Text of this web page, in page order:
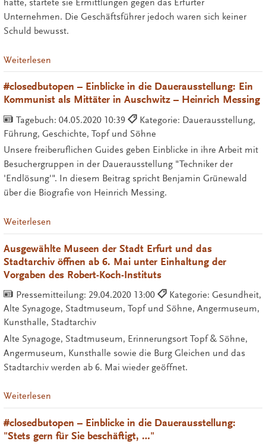
hatte, startete sie Ermittlungen gegen das Erfurter
Unternehmen. Die Geschäftsführer jedoch waren sich keiner
Schuld bewusst.
Weiterlesen
#closedbutopen – Einblicke in die Dauerausstellung: Ein
Kommunist als Mittäter in Auschwitz – Heinrich Messing
Tagebuch: 04.05.2020 10:39
Kategorie: Dauerausstellung,
Führung, Geschichte, Topf und Söhne
Unsere freiberuflichen Guides geben Einblicke in ihre Arbeit mit
Besuchergruppen in der Dauerausstellung "Techniker der
'Endlösung'". In diesem Beitrag spricht Benjamin Grünewald
über die Biografie von Heinrich Messing.
Weiterlesen
Ausgewählte Museen der Stadt Erfurt und das
Stadtarchiv öffnen ab 6. Mai unter Einhaltung der
Vorgaben des Robert-Koch-Instituts
Pressemitteilung: 29.04.2020 13:00
Kategorie: Gesundheit,
Alte Synagoge, Stadtmuseum, Topf und Söhne, Angermuseum,
Kunsthalle, Stadtarchiv
Alte Synagoge, Stadtmuseum, Erinnerungsort Topf & Söhne,
Angermuseum, Kunsthalle sowie die Burg Gleichen und das
Stadtarchiv werden ab 6. Mai wieder geöffnet.
Weiterlesen
#closedbutopen – Einblicke in die Dauerausstellung:
"Stets gern für Sie beschäftigt, …"